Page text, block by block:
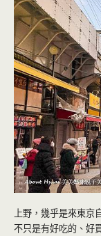
上野，幾乎是來東
不只是有好吃的、好